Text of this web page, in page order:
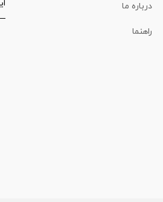
درباره ما
راهنما